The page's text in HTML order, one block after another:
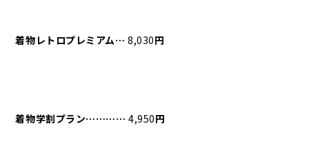
着物レトロプレミアム⋯ 8,030円
着物学割プラン⋯⋯⋯⋯ 4,950円